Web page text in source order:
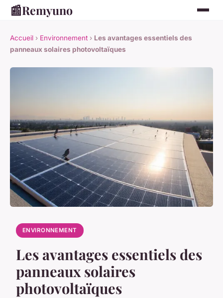
📰Remyuno
Accueil › Environnement › Les avantages essentiels des
panneaux solaires photovoltaïques
ENVIRONNEMENT
Les avantages essentiels des
panneaux solaires
photovoltaïques